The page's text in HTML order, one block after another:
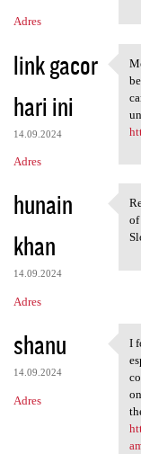
Adres
link gacor
hari ini
14.09.2024
Adres
hunain
khan
14.09.2024
Adres
of
shanu
14.09.2024
Adres
I
I